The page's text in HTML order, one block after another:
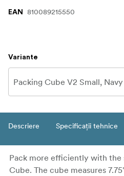
EAN 810089215550
Variante
Descriere Specificații tehnice
Pack more efficiently with the
Cube. The cube measures